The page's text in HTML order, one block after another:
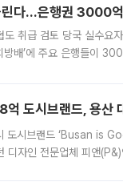
린다…은행권 3000
취급 검토 당국 실수요
배’에 주요 은행들이
도시브랜드, 용산
도시브랜드 ‘Busan is
디자인 전문업체 피앤